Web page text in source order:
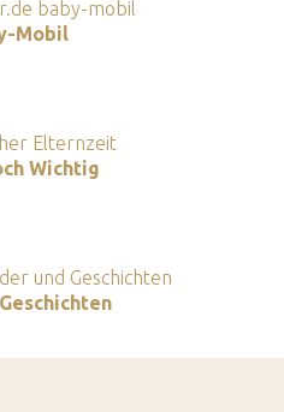
Mobil
Wichtig